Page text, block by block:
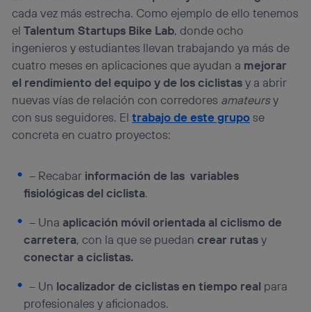
cada vez más estrecha. Como ejemplo de ello tenemos
elTalentum Startups Bike Lab, donde ocho
ingenieros y estudiantes llevan trabajando ya más de
cuatro meses en aplicaciones que ayudan a mejorar
el rendimiento del equipo y de los ciclistasy a abrir
nuevas vías de relación con corredores amateursy
con sus seguidores. Eltrabajo de este grupose
concreta en cuatro proyectos:
– Recabar información de las variables
fisiológicas del ciclista.
– Una aplicación móvil orientada al ciclismo de
carretera, con la que se puedancrear rutasy
conectar a ciclistas.
– Un localizador de ciclistas en tiempo real para
profesionales y aficionados.
(p. ej., número de teléfono móvil).
Este identificador se asigna a la conexión de internet, por
lo que cualquier persona que conecte su dispositivo y
consienta el uso de la tecnología recibirá el mismo
identificador. Típicamente:
Si utilizas unaconexión de banda ancha(p. ej., Wi-Fi),
el marketing o análisis se realizará en función de las
actividades de navegación de los miembros del hogar
que hayan dado su consentimiento.
navegación del usuario del móvil.
Puedes gestionar los consentimientos Utiq seleccionando
visitando el portal de privacidad de Utiq
(“consenthub”)
la política de privacidad de Utiq.